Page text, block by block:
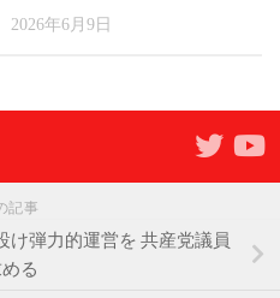
2026年6月9日
記事
け弾力的運営を 共産党議員
る